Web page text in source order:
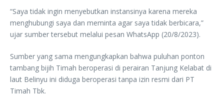
“Saya tidak ingin menyebutkan instansinya karena mereka
menghubungi saya dan meminta agar saya tidak berbicara,”
ujar sumber tersebut melalui pesan WhatsApp (20/8/2023).
Sumber yang sama mengungkapkan bahwa puluhan ponton
tambang bijih Timah beroperasi di perairan Tanjung Kelabat di
laut Belinyu ini diduga beroperasi tanpa izin resmi dari PT
Timah Tbk.